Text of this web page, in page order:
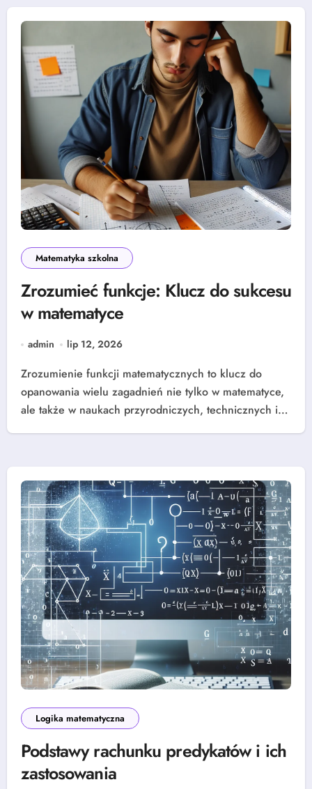
Matematyka szkolna
Zrozumieć funkcje: Klucz do sukcesu
w matematyce
admin lip 12, 2026
Zrozumienie funkcji matematycznych to klucz do
opanowania wielu zagadnień nie tylko w matematyce,
ale także w naukach przyrodniczych, technicznych i…
Logika matematyczna
Podstawy rachunku predykatów i ich
zastosowania